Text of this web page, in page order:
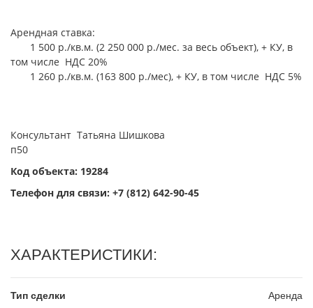
Арендная ставка:
1 500 р./кв.м. (2 250 000 р./мес. за весь объект), + КУ, в
том числе НДС 20%
1 260 р./кв.м. (163 800 р./мес), + КУ, в том числе НДС 5%
Консультант Татьяна Шишкова
п50
Код объекта: 19284
Телефон для связи: +7 (812) 642-90-45
ХАРАКТЕРИСТИКИ:
Тип сделки Аренда